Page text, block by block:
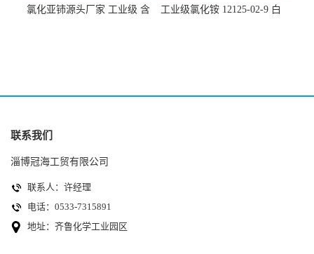
氯化亚铈源头厂家 工业级 含
工业级氯化铵 12125-02-9 白
联系我们
淄博冠海工贸有限公司
联系人：许经理
电话：0533-7315891
地址：齐鲁化学工业园区